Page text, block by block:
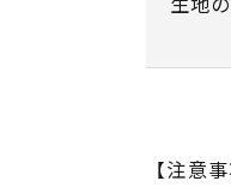
【注意事